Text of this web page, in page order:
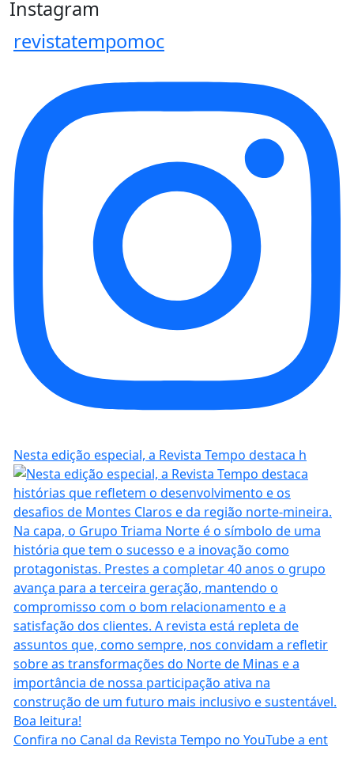
Instagram
revistatempomoc
Nesta edição especial, a Revista Tempo destaca h
Confira no Canal da Revista Tempo no YouTube a ent